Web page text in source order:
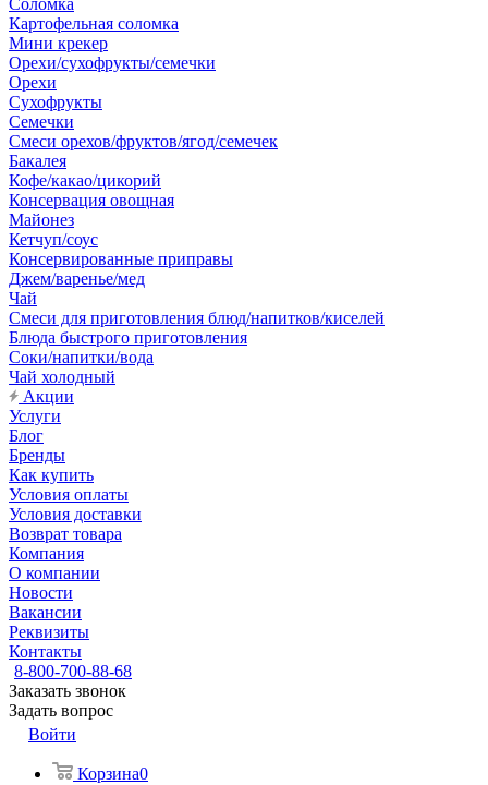
Соломка
Картофельная соломка
Мини крекер
Орехи/сухофрукты/семечки
Орехи
Сухофрукты
Семечки
Смеси орехов/фруктов/ягод/семечек
Бакалея
Кофе/какао/цикорий
Консервация овощная
Майонез
Кетчуп/соус
Консервированные приправы
Джем/варенье/мед
Чай
Смеси для приготовления блюд/напитков/киселей
Блюда быстрого приготовления
Соки/напитки/вода
Чай холодный
Акции
Услуги
Блог
Бренды
Как купить
Условия оплаты
Условия доставки
Возврат товара
Компания
О компании
Новости
Вакансии
Реквизиты
Контакты
8-800-700-88-68
Заказать звонок
Задать вопрос
Войти
Корзина0